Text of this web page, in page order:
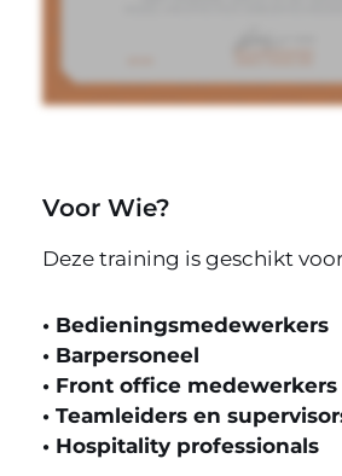
Voor Wie?
Deze training is geschikt
• Bedieningsmedewerkers
• Barpersoneel
• Front office medewerkers
• Teamleiders en
• Hospitality professionals